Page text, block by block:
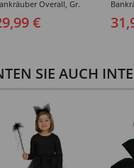
Overall, Gr.
164
€
190
SIE AUCH